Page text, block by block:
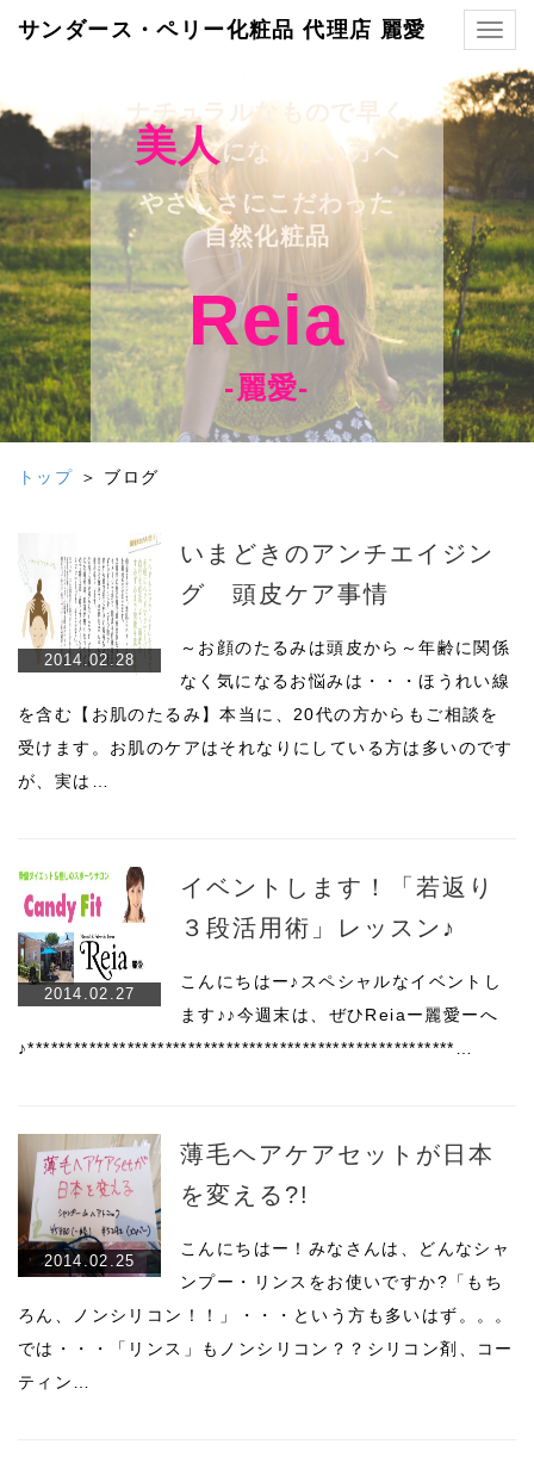
サンダース・ペリー化粧品 代理店 麗愛
ナチュラルなもので早く
美人になりたい方へ
やさしさにこだわった
自然化粧品
Reia
-麗愛-
トップ ＞ ブログ
2014.02.28
いまどきのアンチエイジン
グ 頭皮ケア事情
～お顔のたるみは頭皮から～年齢に関係
なく気になるお悩みは・・・ほうれい線
を含む【お肌のたるみ】本当に、20代の方からもご相談を
受けます。お肌のケアはそれなりにしている方は多いのです
が、実は…
2014.02.27
イベントします！「若返り
３段活用術」レッスン♪
こんにちはー♪スペシャルなイベントし
ます♪♪今週末は、ぜひReiaー麗愛ーへ
♪********************************************************…
2014.02.25
薄毛ヘアケアセットが日本
を変える?!
こんにちはー！みなさんは、どんなシャ
ンプー・リンスをお使いですか?「もち
ろん、ノンシリコン！！」・・・という方も多いはず。。。
では・・・「リンス」もノンシリコン？？シリコン剤、コー
ティン…